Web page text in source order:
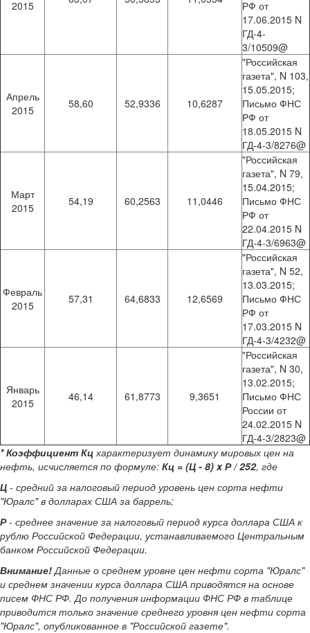
2015
РФ от
17.06.2015 N
ГД-4-
3/10509@
Апрель
2015
58,60 52,9336 10,6287
"Российская
газета", N 103,
15.05.2015;
Письмо ФНС
РФ от
18.05.2015 N
ГД-4-3/8276@
Март
2015
54,19 60,2563 11,0446
"Российская
газета", N 79,
15.04.2015;
Письмо ФНС
РФ от
22.04.2015 N
ГД-4-3/6963@
Февраль
2015
57,31 64,6833 12,6569
"Российская
газета", N 52,
13.03.2015;
Письмо ФНС
РФ от
17.03.2015 N
ГД-4-3/4232@
Январь
2015
46,14 61,8773 9,3651
"Российская
газета", N 30,
13.02.2015;
Письмо ФНС
России от
24.02.2015 N
ГД-4-3/2823@
*Коэффициент Кцхарактеризует динамику мировых цен на
нефть, исчисляется по формуле: Кц = (Ц - 8) x Р / 252, где
Ц - средний за налоговый период уровень цен сорта нефти
"Юралс" в долларах США за баррель;
Р- среднее значение за налоговый период курса доллара США к
рублю Российской Федерации, устанавливаемого Центральным
банком Российской Федерации.
Внимание!Данные о среднем уровне цен нефти сорта "Юралс"
и среднем значении курса доллара США приводятся на основе
писем ФНС РФ. До получения информации ФНС РФ в таблице
приводится только значение среднего уровня цен нефти сорта
"Юралс", опубликованное в "Российской газете".